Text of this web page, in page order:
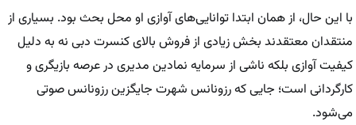
با این حال، از همان ابتدا توانایی‌های آوازی او محل بحث بود. بسیاری از
منتقدان معتقدند بخش زیادی از فروش بالای کنسرت دبی نه به دلیل
کیفیت آوازی بلکه ناشی از سرمایه نمادین مدیری در عرصه بازیگری و
کارگردانی است؛ جایی که رزونانس شهرت جایگزین رزونانس صوتی
می‌شود.